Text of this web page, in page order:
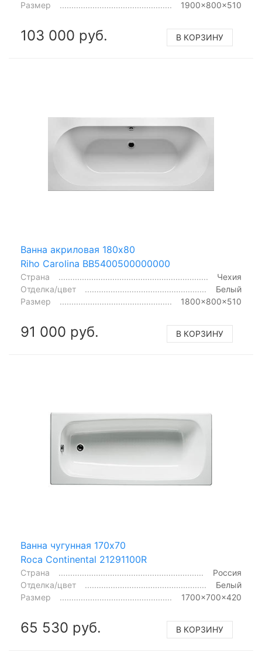
Размер
1900x800x510
103 000 руб. В КОРЗИНУ
Ванна акриловая 180x80
Riho Carolina BB5400500000000
Страна
Чехия
Отделка/цвет
Белый
Размер
1800x800x510
91 000 руб. В КОРЗИНУ
Ванна чугунная 170x70
Roca Continental 21291100R
Страна
Россия
Отделка/цвет
Белый
Размер
1700x700x420
65 530 руб. В КОРЗИНУ